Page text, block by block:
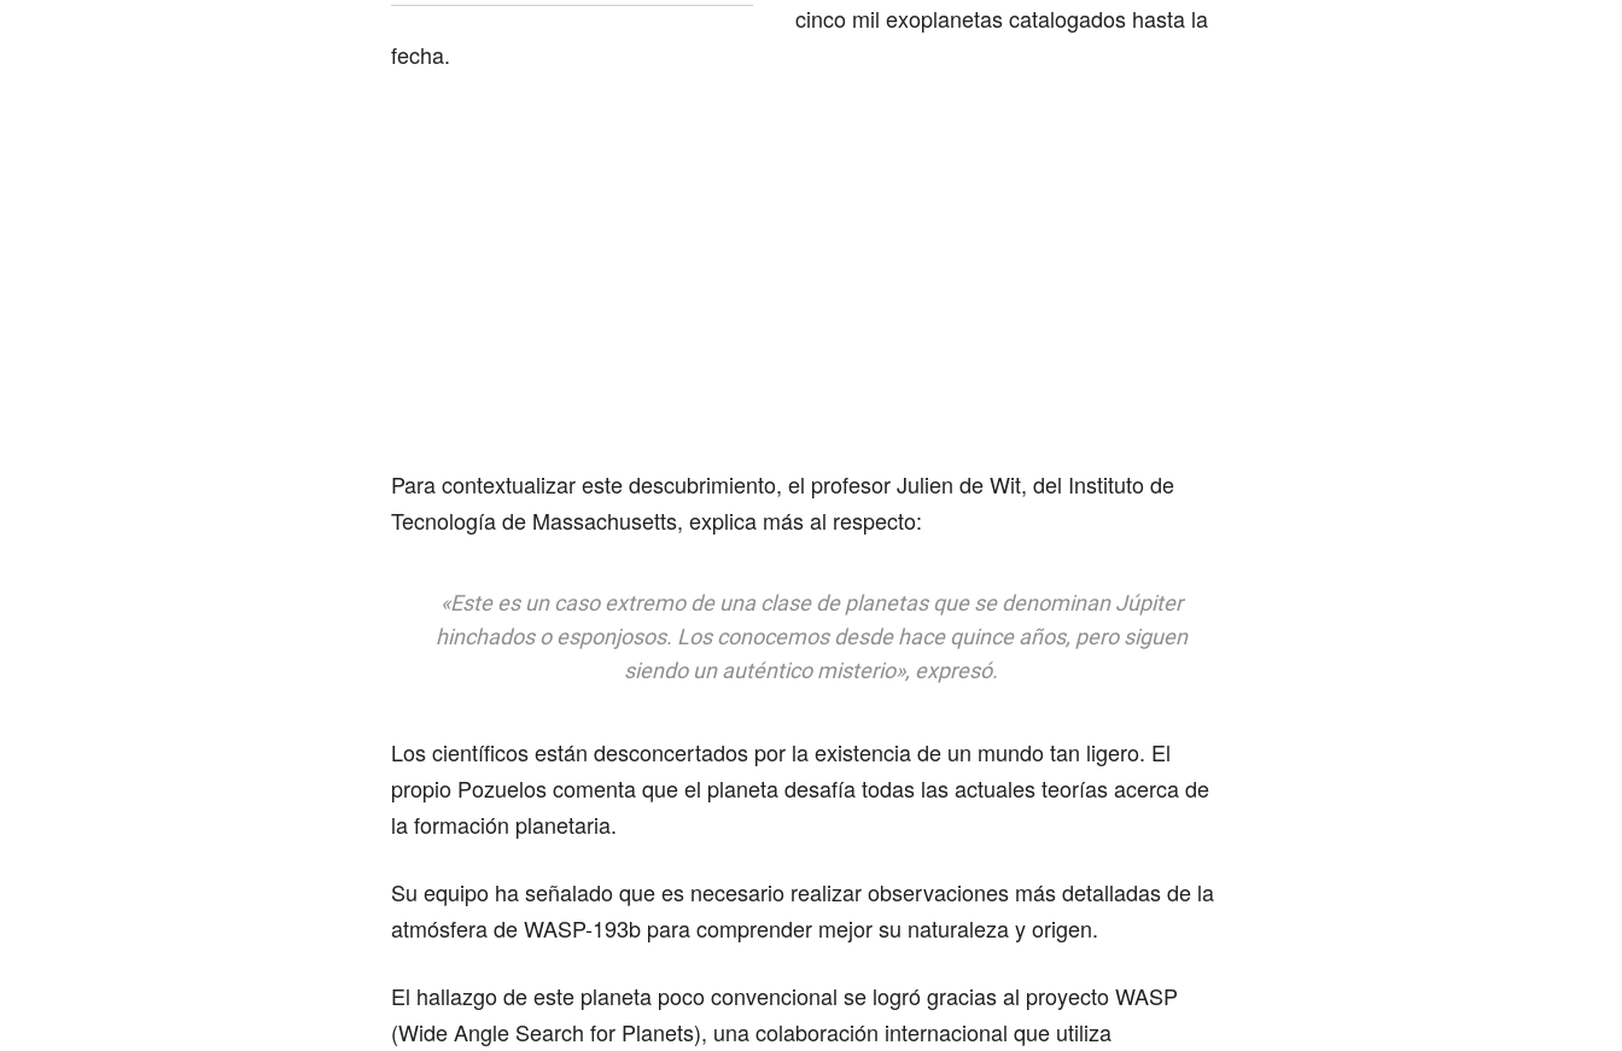
cinco mil exoplanetas catalogados hasta la
fecha.
Para contextualizar este descubrimiento, el profesor Julien de Wit, del Instituto de
Tecnología de Massachusetts, explica más al respecto:
«Este es un caso extremo de una clase de planetas que se denominan Júpiter
hinchados o esponjosos. Los conocemos desde hace quince años, pero siguen
siendo un auténtico misterio», expresó.
Los científicos están desconcertados por la existencia de un mundo tan ligero. El
propio Pozuelos comenta que el planeta desafía todas las actuales teorías acerca de
la formación planetaria.
Su equipo ha señalado que es necesario realizar observaciones más detalladas de la
atmósfera de WASP-193b para comprender mejor su naturaleza y origen.
El hallazgo de este planeta poco convencional se logró gracias al proyecto WASP
(Wide Angle Search for Planets), una colaboración internacional que utiliza